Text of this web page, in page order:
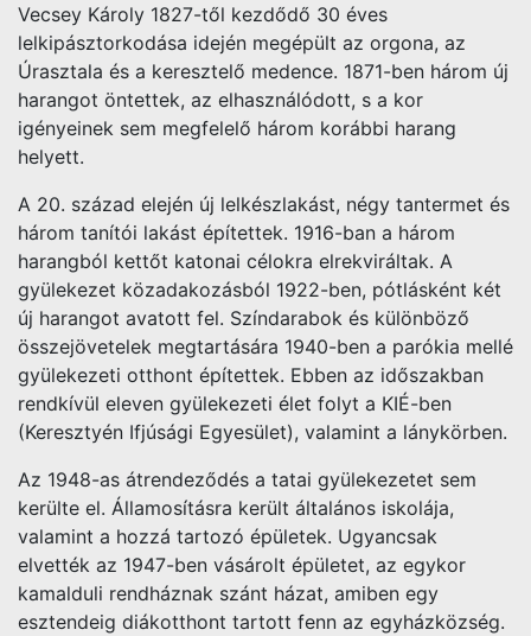
Vecsey Károly 1827-től kezdődő 30 éves
lelkipásztorkodása idején megépült az orgona, az
Úrasztala és a keresztelő medence. 1871-ben három új
harangot öntettek, az elhasználódott, s a kor
igényeinek sem megfelelő három korábbi harang
helyett.
A 20. század elején új lelkészlakást, négy tantermet és
három tanítói lakást építettek. 1916-ban a három
harangból kettőt katonai célokra elrekviráltak. A
gyülekezet közadakozásból 1922-ben, pótlásként két
új harangot avatott fel. Színdarabok és különböző
összejövetelek megtartására 1940-ben a parókia mellé
gyülekezeti otthont építettek. Ebben az időszakban
rendkívül eleven gyülekezeti élet folyt a KIÉ-ben
(Keresztyén Ifjúsági Egyesület), valamint a lánykörben.
Az 1948-as átrendeződés a tatai gyülekezetet sem
kerülte el. Államosításra került általános iskolája,
valamint a hozzá tartozó épületek. Ugyancsak
elvették az 1947-ben vásárolt épületet, az egykor
kamalduli rendháznak szánt házat, amiben egy
esztendeig diákotthont tartott fenn az egyházközség.